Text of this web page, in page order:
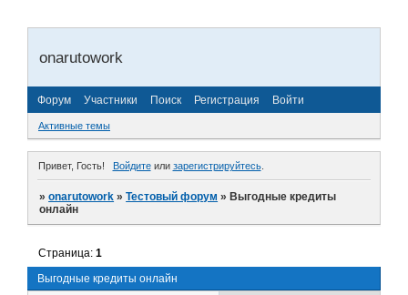
onarutowork
Форум Участники Поиск Регистрация Войти
Активные темы
Привет, Гость! Войдитеили зарегистрируйтесь.
»onarutowork »Тестовый форум »Выгодные кредиты
онлайн
Выгодные кредиты онлайн
Страница:1